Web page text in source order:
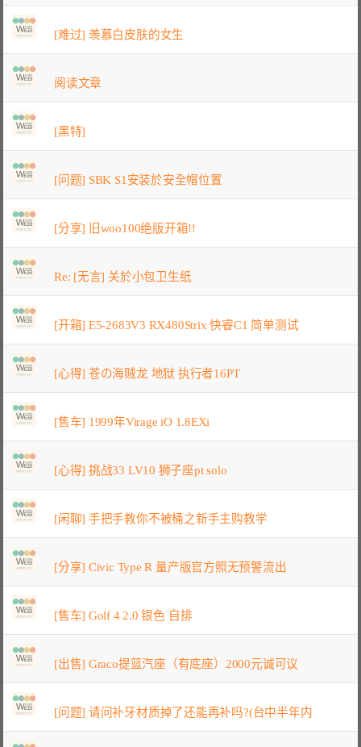
[难过] 羡慕白皮肤的女生
阅读文章
[黑特]
[问题] SBK S1安装於安全帽位置
[分享] 旧woo100绝版开箱!!
Re: [无言] 关於小包卫生纸
[开箱] E5-2683V3 RX480Strix 快睿C1 简单测试
[心得] 苍の海贼龙 地狱 执行者16PT
[售车] 1999年Virage iO 1.8EXi
[心得] 挑战33 LV10 狮子座pt solo
[闲聊] 手把手教你不被桶之新手主购教学
[分享] Civic Type R 量产版官方照无预警流出
[售车] Golf 4 2.0 银色 自排
[出售] Graco提篮汽座（有底座）2000元诚可议
[问题] 请问补牙材质掉了还能再补吗?(台中半年内